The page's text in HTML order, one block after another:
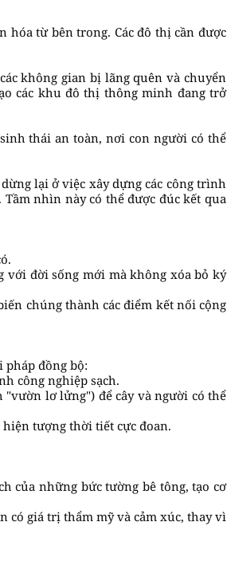
hóa từ bên trong. Các đô thị cần được
không gian bị lãng quên và chuyển
các khu đô thị thông minh đang trở
thái an toàn, nơi con người có thể
lại ở việc xây dựng các công trình
nhìn này có thể được đúc kết qua
với đời sống mới mà không xóa bỏ ký
chúng thành các điểm kết nối cộng
đồng bộ:
công nghiệp sạch.
lơ lửng") để cây và người có thể
tượng thời tiết cực đoan.
của những bức tường bê tông, tạo cơ
có giá trị thẩm mỹ và cảm xúc, thay vì